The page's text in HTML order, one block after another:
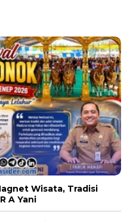
Wisata, Tradisi
A Yani